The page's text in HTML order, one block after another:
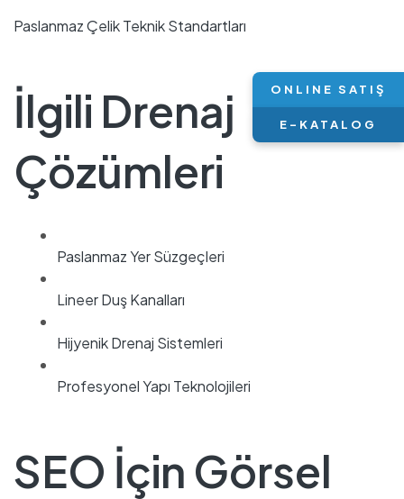
Paslanmaz Çelik Teknik Standartları
İlgili Drenaj
Çözümleri
Paslanmaz Yer Süzgeçleri
Lineer Duş Kanalları
Hijyenik Drenaj Sistemleri
Profesyonel Yapı Teknolojileri
SEO İçin Görsel
ONLINE SATIŞ
E-KATALOG